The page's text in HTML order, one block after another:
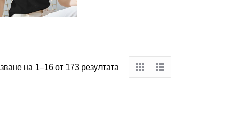
на 1–16 от 173 резултата